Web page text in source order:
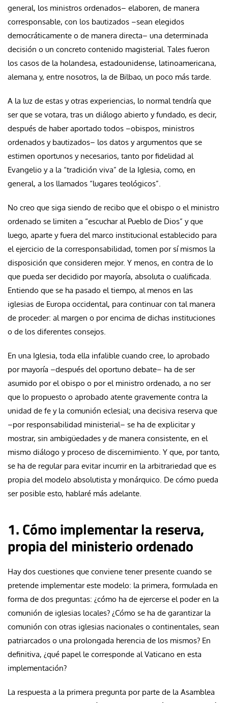
general, los ministros ordenados– elaboren, de manera
corresponsable, con los bautizados –sean elegidos
democráticamente o de manera directa– una determinada
decisión o un concreto contenido magisterial. Tales fueron
los casos de la holandesa, estadounidense, latinoamericana,
alemana y, entre nosotros, la de Bilbao, un poco más tarde.
A la luz de estas y otras experiencias, lo normal tendría que
ser que se votara, tras un diálogo abierto y fundado, es decir,
después de haber aportado todos –obispos, ministros
ordenados y bautizados– los datos y argumentos que se
estimen oportunos y necesarios, tanto por fidelidad al
Evangelio y a la “tradición viva” de la Iglesia, como, en
general, a los llamados “lugares teológicos”.
No creo que siga siendo de recibo que el obispo o el ministro
ordenado se limiten a “escuchar al Pueblo de Dios” y que
luego, aparte y fuera del marco institucional establecido para
el ejercicio de la corresponsabilidad, tomen por sí mismos la
disposición que consideren mejor. Y menos, en contra de lo
que pueda ser decidido por mayoría, absoluta o cualificada.
Entiendo que se ha pasado el tiempo, al menos en las
iglesias de Europa occidental, para continuar con tal manera
de proceder: al margen o por encima de dichas instituciones
o de los diferentes consejos.
En una Iglesia, toda ella infalible cuando cree, lo aprobado
por mayoría –después del oportuno debate– ha de ser
asumido por el obispo o por el ministro ordenado, a no ser
que lo propuesto o aprobado atente gravemente contra la
unidad de fe y la comunión eclesial; una decisiva reserva que
–por responsabilidad ministerial– se ha de explicitar y
mostrar, sin ambigüedades y de manera consistente, en el
mismo diálogo y proceso de discernimiento. Y que, por tanto,
se ha de regular para evitar incurrir en la arbitrariedad que es
propia del modelo absolutista y monárquico. De cómo pueda
ser posible esto, hablaré más adelante.
1. Cómo implementar la reserva,
propia del ministerio ordenado
Hay dos cuestiones que conviene tener presente cuando se
pretende implementar este modelo: la primera, formulada en
forma de dos preguntas: ¿cómo ha de ejercerse el poder en la
comunión de iglesias locales? ¿Cómo se ha de garantizar la
comunión con otras iglesias nacionales o continentales, sean
patriarcados o una prolongada herencia de los mismos? En
definitiva, ¿qué papel le corresponde al Vaticano en esta
implementación?
La respuesta a la primera pregunta por parte de la Asamblea